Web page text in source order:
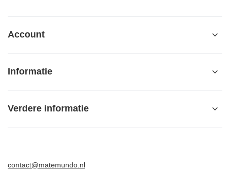
Account
Informatie
Verdere informatie
contact@matemundo.nl